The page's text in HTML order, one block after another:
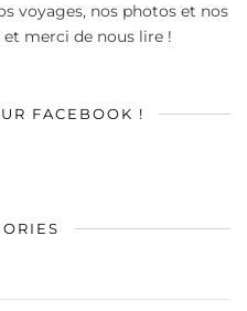
voyages, nos photos et nos
et merci de nous lire !
FACEBOOK !